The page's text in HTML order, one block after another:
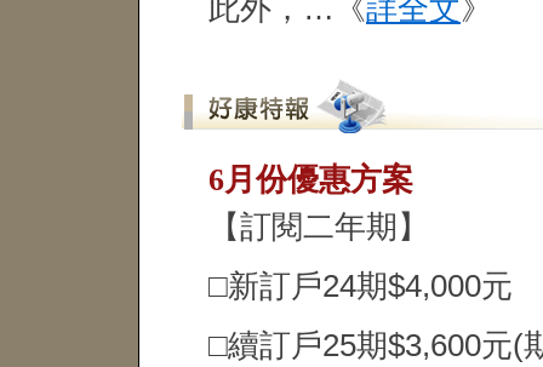
此外，…《詳全文》
6月份優惠方案
【訂閱二年期】
□新訂戶24期$4,000元
□續訂戶25期$3,600元(